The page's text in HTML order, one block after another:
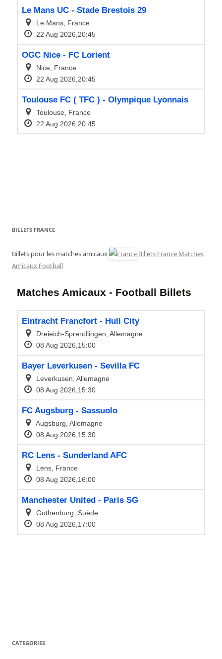
BILLETS FRANCE
Billets pour les matches amicaux
Billets France Matches
Amicaux Football
CATEGORIES